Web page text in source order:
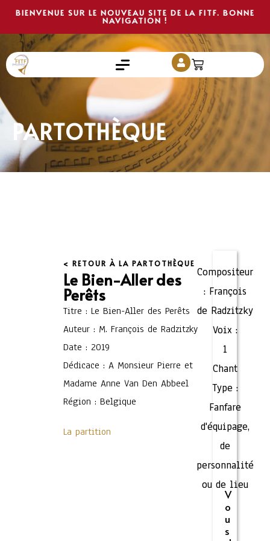
BIENVENUE SUR LE NOUVEAU SITE DE LA FITF. BONNE
NAVIGATION !
PARTOTHÈQUE
< RETOUR À LA PARTOTHÈQUE
Le Bien-Aller des
Perêts
Titre : Le Bien-Aller des Perêts
Auteur : M. François de Radzitzky
Date : 2019
Dédicace : A Monsieur Pierre et
Madame Anne Van Den Abbeel
Région : Belgique
La partition
Compositeur
: François
de Radzitzky
Voix :
1
Chant
Type :
Fanfare
d'équipage,
de
personnalité
ou de lieu
V
o
u
s